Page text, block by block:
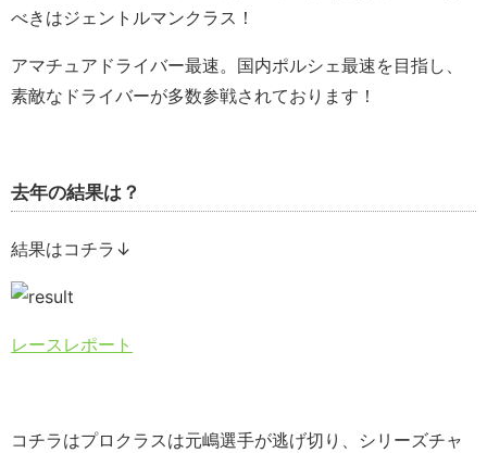
べきはジェントルマンクラス！
アマチュアドライバー最速。国内ポルシェ最速を目指し、
素敵なドライバーが多数参戦されております！
去年の結果は？
結果はコチラ↓
レースレポート
コチラはプロクラスは元嶋選手が逃げ切り、シリーズチャ